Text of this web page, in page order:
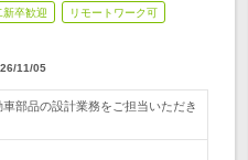
新卒歓迎 リモートワーク可
11/05
部品の設計業務をご担当いただき